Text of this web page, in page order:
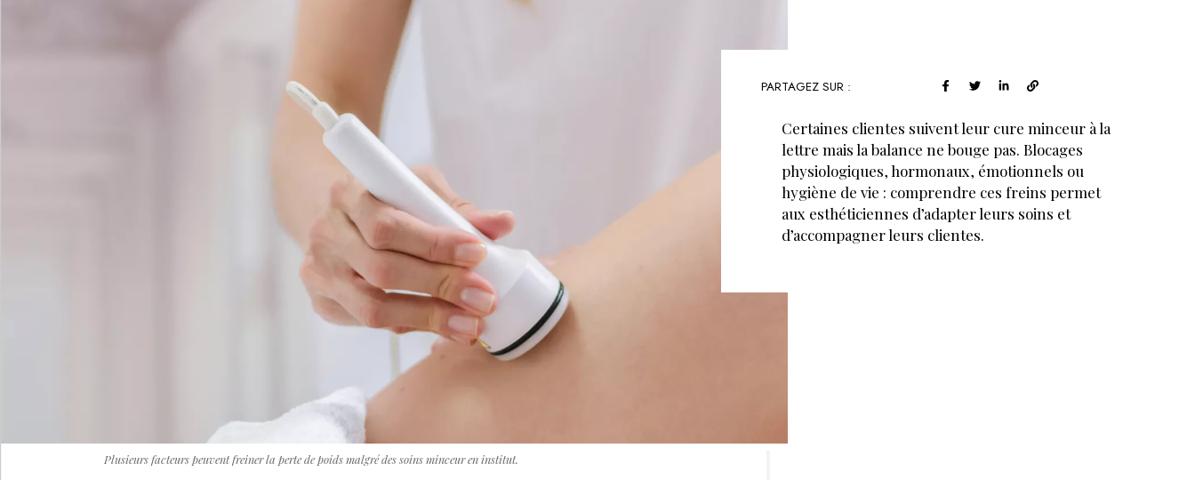
PARTAGEZ SUR :
Certaines clientes suivent leur cure minceur à la
lettre mais la balance ne bouge pas. Blocages
physiologiques, hormonaux, émotionnels ou
hygiène de vie : comprendre ces freins permet
aux esthéticiennes d’adapter leurs soins et
d’accompagner leurs clientes.
Plusieurs facteurs peuvent freiner la perte de poids malgré des soins minceur en institut.